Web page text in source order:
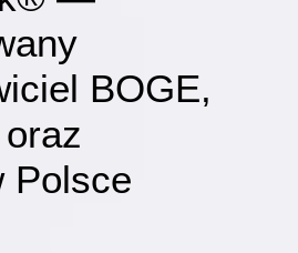
BOGE,
Polsce